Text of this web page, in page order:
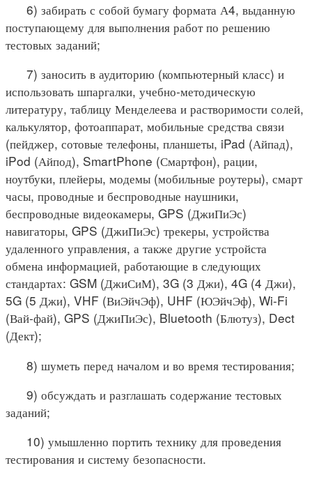
6) забирать с собой бумагу формата А4, выданную
поступающему для выполнения работ по решению
тестовых заданий;
7) заносить в аудиторию (компьютерный класс) и
использовать шпаргалки, учебно-методическую
литературу, таблицу Менделеева и растворимости солей,
калькулятор, фотоаппарат, мобильные средства связи
(пейджер, сотовые телефоны, планшеты, iPad (Айпад),
iPod (Айпод), SmartPhone (Смартфон), рации,
ноутбуки, плейеры, модемы (мобильные роутеры), смарт
часы, проводные и беспроводные наушники,
беспроводные видеокамеры, GPS (ДжиПиЭс)
навигаторы, GPS (ДжиПиЭс) трекеры, устройства
удаленного управления, а также другие устройста
обмена информацией, работающие в следующих
стандартах: GSM (ДжиСиМ), 3G (3 Джи), 4G (4 Джи),
5G (5 Джи), VHF (ВиЭйчЭф), UHF (ЮЭйчЭф), Wi-Fi
(Вай-фай), GPS (ДжиПиЭс), Bluetooth (Блютуз), Dect
(Дект);
8) шуметь перед началом и во время тестирования;
9) обсуждать и разглашать содержание тестовых
заданий;
10) умышленно портить технику для проведения
тестирования и систему безопасности.